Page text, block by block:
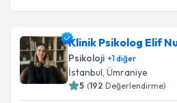
Klinik Psikolog Elif
Psikoloji +1diğer
İstanbul, Ümraniye
5 (192 Değerlendirme)